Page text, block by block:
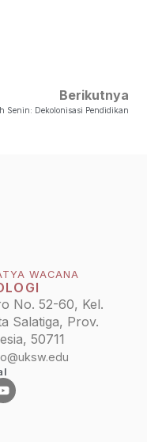
Berikutnya
Senin: Dekolonisasi Pendidikan
WACANA
No. 52-60, Kel.
Salatiga, Prov.
50711